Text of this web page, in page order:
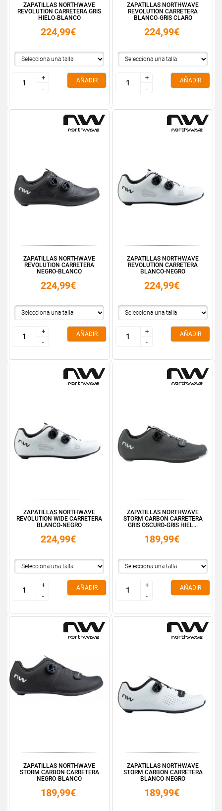
ZAPATILLAS NORTHWAVE
REVOLUTION CARRETERA GRIS
HIELO-BLANCO
224,99€
+
-
+
-
AÑADIR
ZAPATILLAS NORTHWAVE
REVOLUTION CARRETERA
BLANCO-GRIS CLARO
224,99€
+
-
+
-
AÑADIR
ZAPATILLAS NORTHWAVE
REVOLUTION CARRETERA
NEGRO-BLANCO
224,99€
+
-
+
-
AÑADIR
ZAPATILLAS NORTHWAVE
REVOLUTION CARRETERA
BLANCO-NEGRO
224,99€
+
-
+
-
AÑADIR
ZAPATILLAS NORTHWAVE
REVOLUTION WIDE CARRETERA
BLANCO-NEGRO
224,99€
+
-
+
-
AÑADIR
ZAPATILLAS NORTHWAVE
STORM CARBON CARRETERA
GRIS OSCURO-GRIS HIEL...
189,99€
+
-
+
-
AÑADIR
ZAPATILLAS NORTHWAVE
STORM CARBON CARRETERA
NEGRO-BLANCO
189,99€
ZAPATILLAS NORTHWAVE
STORM CARBON CARRETERA
BLANCO-NEGRO
189,99€